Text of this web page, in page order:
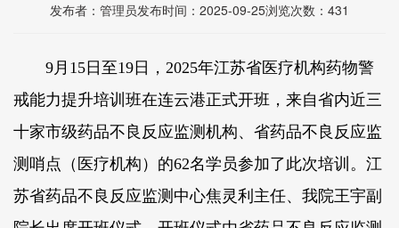
发布者：管理员发布时间：2025-09-25浏览次数： 431
9月15日至19日，2025年江苏省医疗机构药物警
戒能力提升培训班在连云港正式开班，来自省内近三
十家市级药品不良反应监测机构、省药品不良反应监
测哨点（医疗机构）的62名学员参加了此次培训。江
苏省药品不良反应监测中心焦灵利主任、我院王宇副